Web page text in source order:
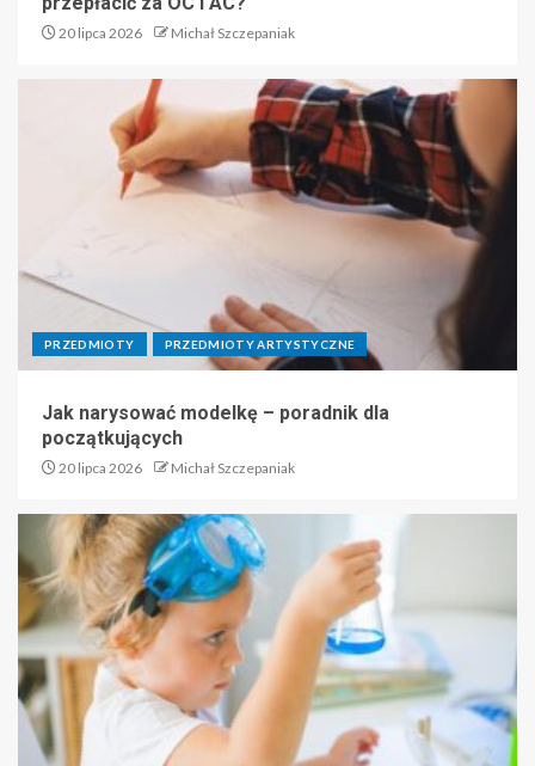
20 lipca 2026 Michał Szczepaniak
PRZEDMIOTY PRZEDMIOTY ARTYSTYCZNE
Jak narysować modelkę – poradnik dla
początkujących
20 lipca 2026 Michał Szczepaniak